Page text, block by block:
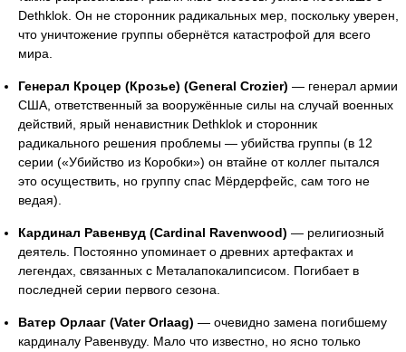
Dethklok. Он не сторонник радикальных мер, поскольку уверен,
что уничтожение группы обернётся катастрофой для всего
мира.
Генерал Кроцер (Крозье) (General Crozier) — генерал армии
США, ответственный за вооружённые силы на случай военных
действий, ярый ненавистник Dethklok и сторонник
радикального решения проблемы — убийства группы (в 12
серии («Убийство из Коробки») он втайне от коллег пытался
это осуществить, но группу спас Мёрдерфейс, сам того не
ведая).
Кардинал Равенвуд (Cardinal Ravenwood) — религиозный
деятель. Постоянно упоминает о древних артефактах и
легендах, связанных с Металапокалипсисом. Погибает в
последней серии первого сезона.
Ватер Орлааг (Vater Orlaag) — очевидно замена погибшему
кардиналу Равенвуду. Мало что известно, но ясно только